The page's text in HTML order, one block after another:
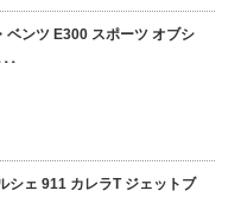
ベンツ E300 スポーツ オブシ
･
シェ 911 カレラT ジェットブ